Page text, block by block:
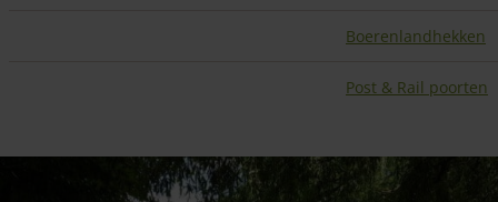
Boerenlandhekken
Post & Rail poorten